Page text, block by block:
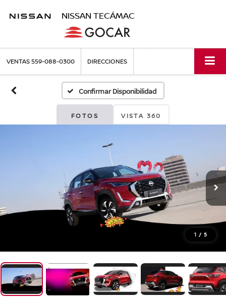
NISSAN TECÁMAC
VENTAS559-088-0300 DIRECCIONES
Confirmar Disponibilidad
FOTOS VISTA 360
1 / 5